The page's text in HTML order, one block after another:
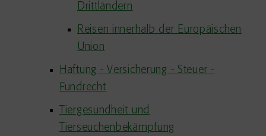
Drittländern
Reisen innerhalb der Europäischen
Union
Haftung - Versicherung - Steuer -
Fundrecht
Tiergesundheit und
Tierseuchenbekämpfung